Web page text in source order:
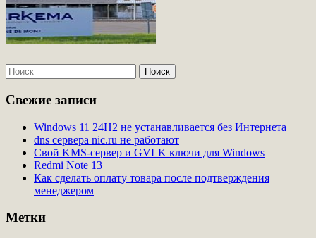
Свежие записи
Windows 11 24H2 не устанавливается без Интернета
dns сервера nic.ru не работают
Свой KMS-сервер и GVLK ключи для Windows
Redmi Note 13
Как сделать оплату товара после подтверждения
менеджером
Метки